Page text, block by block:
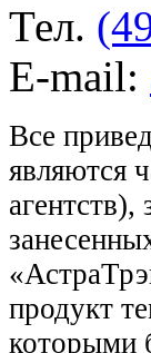
Тел.
E-mail:
Все
являются
продукт
которыми